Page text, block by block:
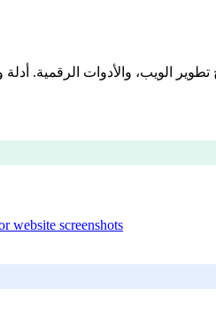
website screenshots